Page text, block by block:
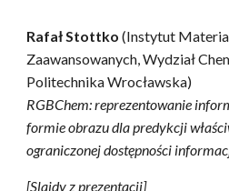
Rafał Stottko (Instytut
Zaawansowanych, Wydział
Politechnika Wrocławska)
RGBChem: reprezentowanie
formie obrazu dla predykcji
ograniczonej dostępności
[Slajdy z prezentacji]